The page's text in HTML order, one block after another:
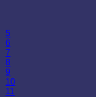
5
6
7
8
9
10
11